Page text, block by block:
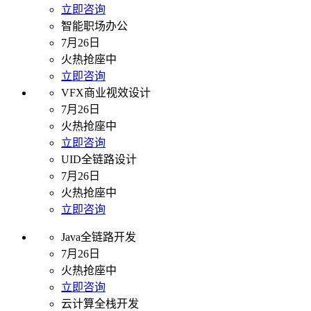
立即咨询
智能职场办公
7月26日
火热抢座中
立即咨询
VFX商业视效设计
7月26日
火热抢座中
立即咨询
UID全链路设计
7月26日
火热抢座中
立即咨询
Java全链路开发
7月26日
火热抢座中
立即咨询
云计算全栈开发